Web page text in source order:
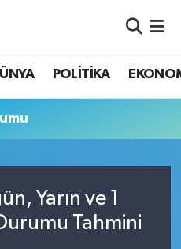
POLİTİKA
Yarın ve 1
Tahmini
ve Fikstür